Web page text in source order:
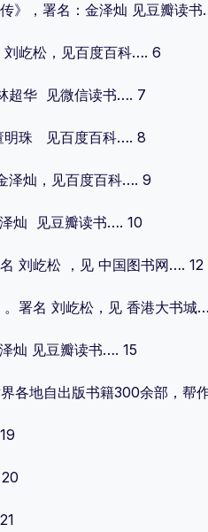
》，署名：金泽灿 见豆瓣读
刘屹松，见百度百科…. 6
超华 见微信读书…. 7
明珠 见百度百科…. 8
泽灿，见百度百科…. 9
灿 见豆瓣读书…. 10
刘屹松 ，见 中国图书网…. 12
署名 刘屹松，见 香港大书城
灿 见豆瓣读书…. 15
界各地自出版书籍300余部，